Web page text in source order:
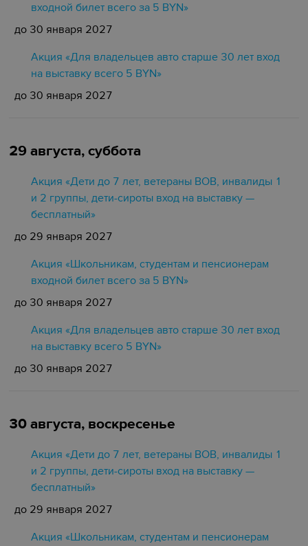
входной билет всего за 5 BYN»
до 30 января 2027
Акция «Для владельцев авто старше 30 лет вход
на выставку всего 5 BYN»
до 30 января 2027
29 августа, суббота
Акция «Дети до 7 лет, ветераны ВОВ, инвалиды 1
и 2 группы, дети-сироты вход на выставку —
бесплатный»
до 29 января 2027
Акция «Школьникам, студентам и пенсионерам
входной билет всего за 5 BYN»
до 30 января 2027
Акция «Для владельцев авто старше 30 лет вход
на выставку всего 5 BYN»
до 30 января 2027
30 августа, воскресенье
Акция «Дети до 7 лет, ветераны ВОВ, инвалиды 1
и 2 группы, дети-сироты вход на выставку —
бесплатный»
до 29 января 2027
Акция «Школьникам, студентам и пенсионерам